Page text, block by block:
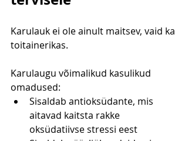
Karulauk ei ole ainult maitsev, vaid ka
toitainerikas.
Karulaugu võimalikud kasulikud
omadused:
Sisaldab antioksüdante, mis
aitavad kaitsta rakke
oksüdatiivse stressi eest